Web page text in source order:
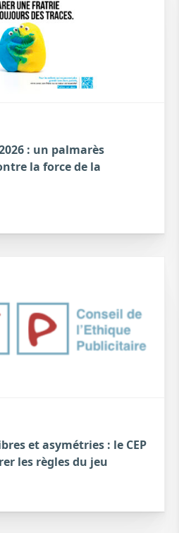
: un palmarès
la force de la
et asymétries : le CEP
les règles du jeu